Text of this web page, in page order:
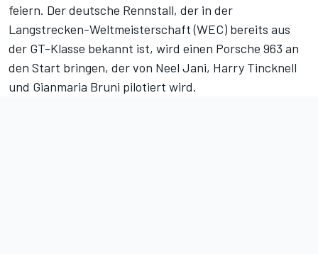
feiern. Der deutsche Rennstall, der in der
Langstrecken-Weltmeisterschaft (WEC) bereits aus
der GT-Klasse bekannt ist, wird einen Porsche 963 an
den Start bringen, der von Neel Jani, Harry Tincknell
und Gianmaria Bruni pilotiert wird.